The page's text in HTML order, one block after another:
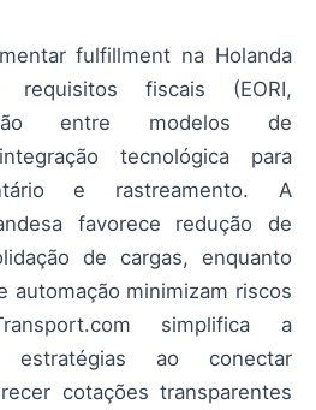
fulfillment na Holanda
fiscais (EORI,
entre modelos de
tecnológica para
e rastreamento. A
favorece redução de
de cargas, enquanto
automação minimizam riscos
simplifica a
estratégias ao conectar
cotações transparentes